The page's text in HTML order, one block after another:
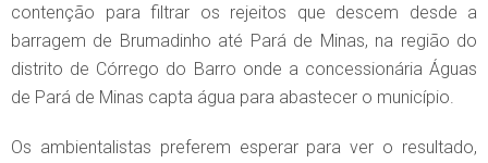
contenção para filtrar os rejeitos que descem desde a
barragem de Brumadinho até Pará de Minas, na região do
distrito de Córrego do Barro onde a concessionária Águas
de Pará de Minas capta água para abastecer o município.
Os ambientalistas preferem esperar para ver o resultado,